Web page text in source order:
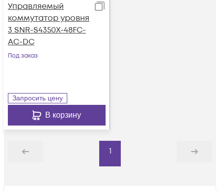
Управляемый
коммутатор уровня
3 SNR-S4350X-48FC-
AC-DC
Под заказ
Запросить цену
В корзину
Назад
1
Дальше